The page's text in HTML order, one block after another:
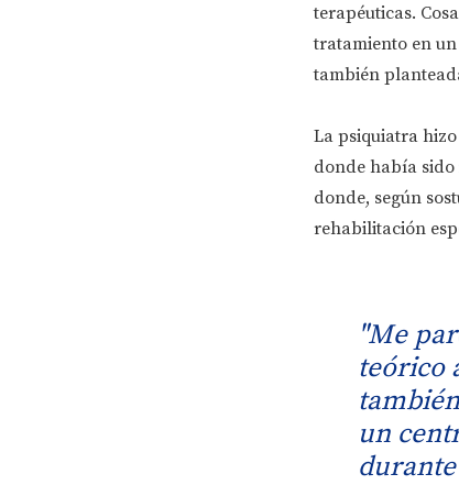
terapéuticas.
tratamiento en
también
La psiquiatra
donde había
donde, según
rehabilitación
"Me
teórico
un